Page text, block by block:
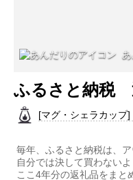
ふるさと納税
[マグ・シェラカップ
毎年、ふるさと納税は、
自分では決して買わない
ここ4年分の返礼品をまと